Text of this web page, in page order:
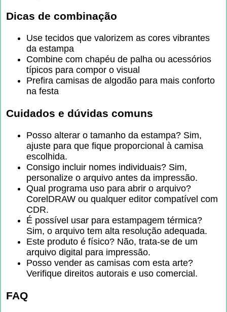
Dicas de combinação
Use tecidos que valorizem as cores vibrantes
da estampa
Combine com chapéu de palha ou acessórios
típicos para compor o visual
Prefira camisas de algodão para mais conforto
na festa
Cuidados e dúvidas comuns
Posso alterar o tamanho da estampa? Sim,
ajuste para que fique proporcional à camisa
escolhida.
Consigo incluir nomes individuais? Sim,
personalize o arquivo antes da impressão.
Qual programa uso para abrir o arquivo?
CorelDRAW ou qualquer editor compatível com
CDR.
É possível usar para estampagem térmica?
Sim, o arquivo tem alta resolução adequada.
Este produto é físico? Não, trata-se de um
arquivo digital para impressão.
Posso vender as camisas com esta arte?
Verifique direitos autorais e uso comercial.
FAQ